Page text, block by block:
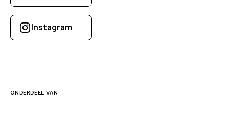
Instagram
ONDERDEEL VAN